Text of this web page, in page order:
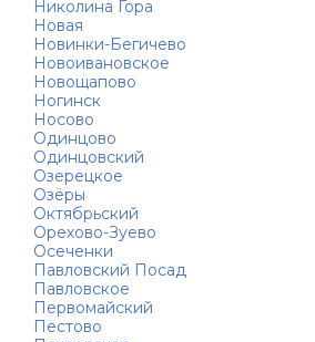
Николина Гора
Новая
Новинки-Бегичево
Новоивановское
Новощапово
Ногинск
Носово
Одинцово
Одинцовский
Озерецкое
Озёры
Октябрьский
Орехово-Зуево
Осеченки
Павловский Посад
Павловское
Первомайский
Пестово